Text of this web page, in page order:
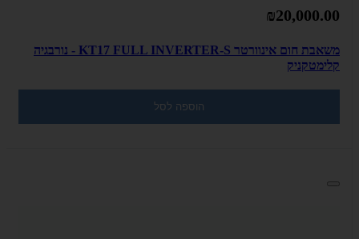
₪20,000.00
משאבת חום אינוורטר KT17 FULL INVERTER-S - נורבגיה
קלימטקניק
הוספה לסל